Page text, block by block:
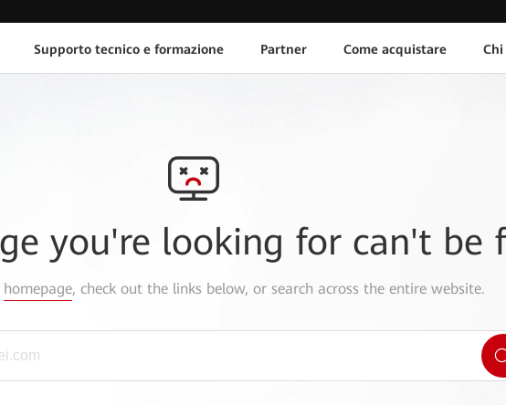
Supporto tecnico e formazione Partner Come acquistare Chi
you're looking for can't be
homepage, check out the links below, or search across the entire website.